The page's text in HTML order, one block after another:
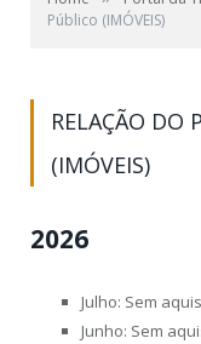
Público (IMÓVEIS)
RELAÇÃO DO
(IMÓVEIS)
2026
Julho: Sem
Junho: Sem